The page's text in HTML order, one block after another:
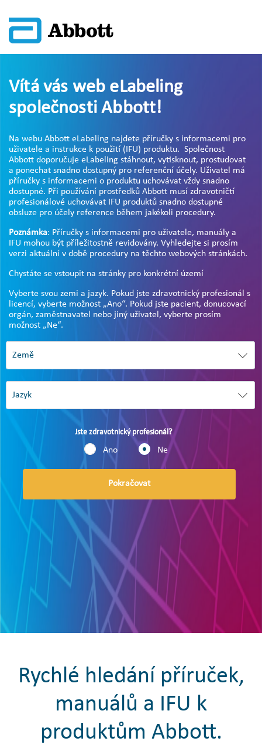
Vítá vás web eLabeling
společnosti Abbott!
Na webu Abbott eLabeling najdete příručky s informacemi pro
uživatele a instrukce k použití (IFU) produktu. Společnost
Abbott doporučuje eLabeling stáhnout, vytisknout, prostudovat
a ponechat snadno dostupný pro referenční účely. Uživatel má
příručky s informacemi o produktu uchovávat vždy snadno
dostupné. Při používání prostředků Abbott musí zdravotničtí
profesionálové uchovávat IFU produktů snadno dostupné
obsluze pro účely reference během jakékoli procedury.
Poznámka: Příručky s informacemi pro uživatele, manuály a
IFU mohou být příležitostně revidovány. Vyhledejte si prosím
verzi aktuální v době procedury na těchto webových stránkách.
Chystáte se vstoupit na stránky pro konkrétní území
Vyberte svou zemi a jazyk. Pokud jste zdravotnický profesionál s
licencí, vyberte možnost „Ano“. Pokud jste pacient, donucovací
orgán, zaměstnavatel nebo jiný uživatel, vyberte prosím
možnost „Ne“.
Jste zdravotnický profesionál?
Ano Ne
Pokračovat
Rychlé hledání příruček,
manuálů a IFU k
produktům Abbott.